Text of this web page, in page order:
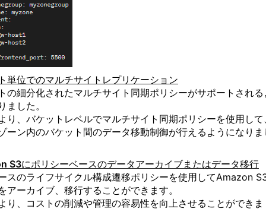
単位でのマルチサイトレプリケーション
の細分化されたマルチサイト同期ポリシーがサポートされる
ました。
り、バケットレベルでマルチサイト同期ポリシーを使用して
ーン内のバケット間のデータ移動制御が行えるようになりま
S3にポリシーベースのデータアーカイブまたはデータ移行
スのライフサイクル構成遷移ポリシーを使用してAmazon
アーカイブ、移行することができます。
り、 コストの削減や管理の容易性を向上させることができま